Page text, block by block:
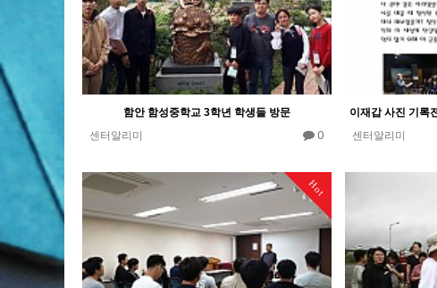
함안 함성중학교 3학년 학생들 방문
센터알리미
0
센터알리미
Hot